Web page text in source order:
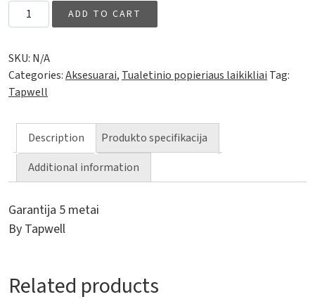
Tualetinio popieriaus laikiklis TA236 quantity
ADD TO CART
SKU: N/A
Categories:Aksesuarai,Tualetinio popieriaus laikikliaiTag:
Tapwell
Description
Produkto specifikacija
Additional information
Garantija 5 metai
By Tapwell
Related products